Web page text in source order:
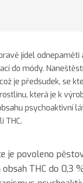
jídel odnepaměti
do módy.
je předsudek, se
která je k
psychoaktivní
THC.
je povoleno
THC do 0,3